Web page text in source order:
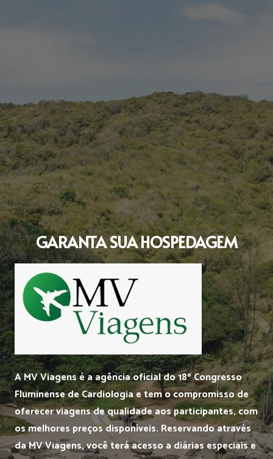
GARANTA SUA HOSPEDAGEM
A MV Viagens é a agência oficial do 18º Congresso
Fluminense de Cardiologia e tem o compromisso de
oferecer viagens de qualidade aos participantes, com
os melhores preços disponíveis. Reservando através
da MV Viagens, você terá acesso a diárias especiais e